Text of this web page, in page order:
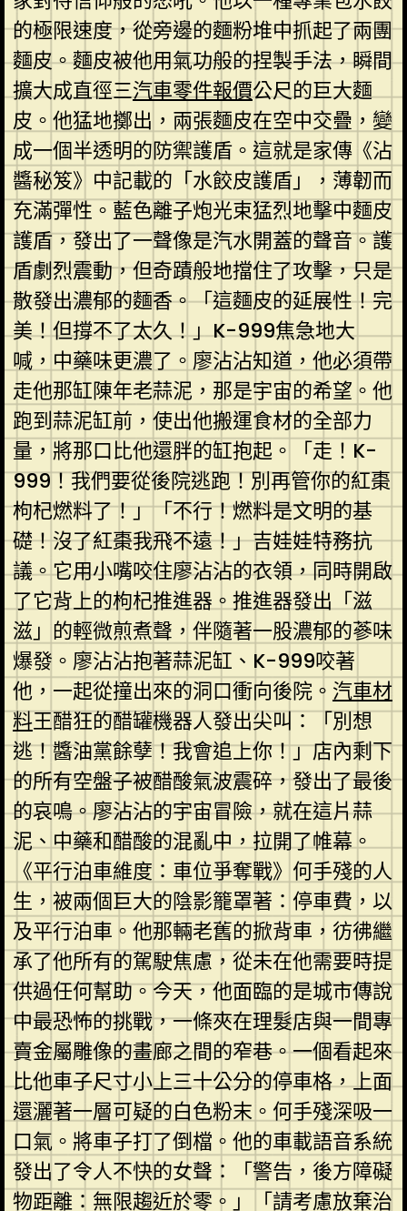
的極限速度，從旁邊的麵粉堆中抓起了兩團
麵皮。麵皮被他用氣功般的捏製手法，瞬間
擴大成直徑三汽車零件報價公尺的巨大麵
皮。他猛地擲出，兩張麵皮在空中交疊，變
成一個半透明的防禦護盾。這就是家傳《沾
醬秘笈》中記載的「水餃皮護盾」，薄韌而
充滿彈性。藍色離子炮光束猛烈地擊中麵皮
護盾，發出了一聲像是汽水開蓋的聲音。護
盾劇烈震動，但奇蹟般地擋住了攻擊，只是
散發出濃郁的麵香。「這麵皮的延展性！完
美！但撐不了太久！」K-999焦急地大
喊，中藥味更濃了。廖沾沾知道，他必須帶
走他那缸陳年老蒜泥，那是宇宙的希望。他
跑到蒜泥缸前，使出他搬運食材的全部力
量，將那口比他還胖的缸抱起。「走！K-
999！我們要從後院逃跑！別再管你的紅棗
枸杞燃料了！」「不行！燃料是文明的基
礎！沒了紅棗我飛不遠！」吉娃娃特務抗
議。它用小嘴咬住廖沾沾的衣領，同時開啟
了它背上的枸杞推進器。推進器發出「滋
滋」的輕微煎煮聲，伴隨著一股濃郁的蔘味
爆發。廖沾沾抱著蒜泥缸、K-999咬著
他，一起從撞出來的洞口衝向後院。 汽車材
料王醋狂的醋罐機器人發出尖叫：「別想
逃！醬油黨餘孽！我會追上你！」店內剩下
的所有空盤子被醋酸氣波震碎，發出了最後
的哀鳴。廖沾沾的宇宙冒險，就在這片蒜
泥、中藥和醋酸的混亂中，拉開了帷幕。
《平行泊車維度：車位爭奪戰》何手殘的人
生，被兩個巨大的陰影籠罩著：停車費，以
及平行泊車。他那輛老舊的掀背車，彷彿繼
承了他所有的駕駛焦慮，從未在他需要時提
供過任何幫助。今天，他面臨的是城市傳說
中最恐怖的挑戰，一條夾在理髮店與一間專
賣金屬雕像的畫廊之間的窄巷。一個看起來
比他車子尺寸小上三十公分的停車格，上面
還灑著一層可疑的白色粉末。何手殘深吸一
口氣。將車子打了倒檔。他的車載語音系統
發出了令人不快的女聲：「警告，後方障礙
物距離：無限趨近於零。」「請考慮放棄治